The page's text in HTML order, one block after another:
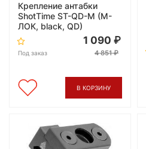
Крепление антабки
ShotTime ST-QD-M (М-
ЛОК, black, QD)
Под заказ
1 090
4 851
В КОРЗИНУ